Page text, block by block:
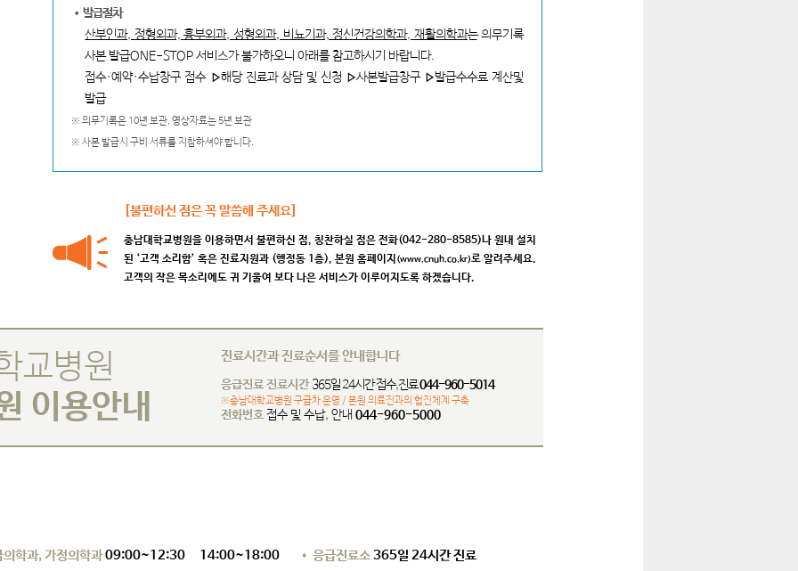
• 발급절차
산부인과, 정형외과, 흉부외과, 성형외과, 비뇨기과, 정신건강의학과, 재활의학과는 의무기록
사본 발급ONE-STOP 서비스가 불가하오니 아래를 참고하시기 바랍니다.
접수·예약·수납창구 접수 ▹해당 진료과 상담 및 신청 ▹사본발급창구 ▹발급수수료 계산및
발급
※ 의무기록은 10년 보관, 영상자료는 5년 보관
※ 사본 발급시 구비 서류를 지참하셔야 합니다.
[불편하신 점은 꼭 말씀해 주세요]
충남대학교병원을 이용하면서 불편하신 점, 칭찬하실 점은 전화(042-280-8585)나 원내 설치
된 ‘고객 소리함’ 혹은 진료지원과 (행정동 1층), 본원 홈페이지 (www.cnuh.co.kr)로 알려주세요.
고객의 작은 목소리에도 귀 기울여 보다 나은 서비스가 이루어지도록 하겠습니다.
교병원
이용안내
진료시간과 진료순서를 안내합니다
응급진료 진료시간 365일 24시간 접수,진료044-960-5014
※충남대학교병원 구급차 운영 / 본원 의료진과의 협진체계 구축
전화번호접수 및 수납, 안내044-960-5000
학과, 가정의학과 09:00~12:30 14:00~18:00 • 응급진료소 365일 24시간 진료